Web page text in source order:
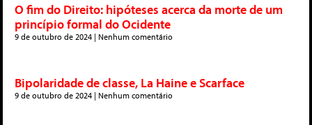
O fim do Direito: hipóteses acerca da morte de um
princípio formal do Ocidente
9 de outubro de 2024 Nenhum comentário
Bipolaridade de classe, La Haine e Scarface
9 de outubro de 2024 Nenhum comentário